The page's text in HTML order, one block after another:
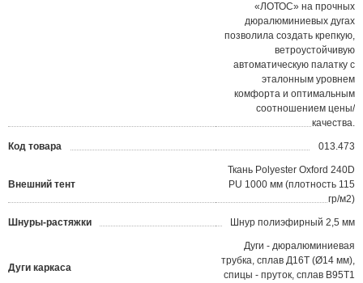
«ЛОТОС» на прочных
дюралюминиевых дугах
позволила создать крепкую,
ветроустойчивую
автоматическую палатку с
эталонным уровнем
комфорта и оптимальным
соотношением цены/
качества.
Код товара 013.473
Внешний тент
Ткань Polyester Oxford 240D
PU 1000 мм (плотность 115
гр/м2)
Шнуры-растяжки Шнур полиэфирный 2,5 мм
Дуги каркаса
Дуги - дюралюминиевая
трубка, сплав Д16Т (Ø14 мм),
спицы - пруток, сплав В95Т1